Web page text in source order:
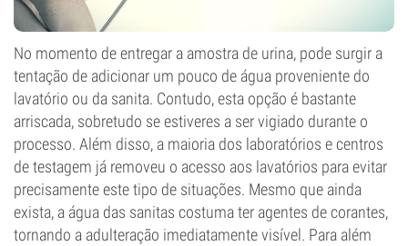
No momento de entregar a amostra de urina, pode surgir a
tentação de adicionar um pouco de água proveniente do
lavatório ou da sanita. Contudo, esta opção é bastante
arriscada, sobretudo se estiveres a ser vigiado durante o
processo. Além disso, a maioria dos laboratórios e centros
de testagem já removeu o acesso aos lavatórios para evitar
precisamente este tipo de situações. Mesmo que ainda
exista, a água das sanitas costuma ter agentes de corantes,
tornando a adulteração imediatamente visível. Para além